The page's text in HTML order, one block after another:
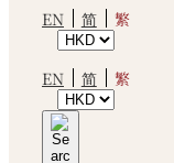
EN 简 繁
EN 简 繁